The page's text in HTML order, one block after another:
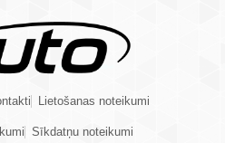
Lietošanas noteikumi
Sīkdatņu noteikumi